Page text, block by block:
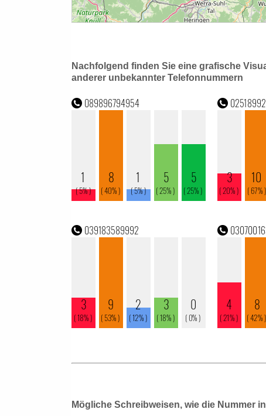
Nachfolgend finden Sie eine grafische
anderer unbekannter Telefonnummern
Mögliche Schreibweisen, wie die Nummer